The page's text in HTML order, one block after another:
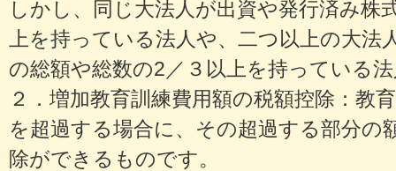
しかし、同じ大法人が出資や発行済み株
上を持っている法人や、二つ以上の大法
の総額や総数の2／３以上を持っている
２．増加教育訓練費用額の税額控除：教
を超過する場合に、その超過する部分の
除ができるものです。